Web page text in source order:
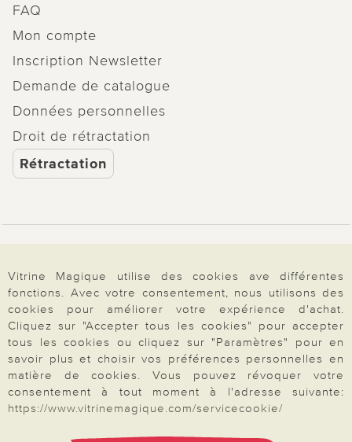
FAQ
Mon compte
Inscription Newsletter
Demande de catalogue
Données personnelles
Droit de rétractation
Rétractation
À propos de nous
Besoin d'aide?
Mentions légales | Données & liberté
Vitrine Magique utilise des cookies ave différentes
fonctions. Avec votre consentement, nous utilisons des
cookies pour améliorer votre expérience d'achat.
Cliquez sur "Accepter tous les cookies" pour accepter
tous les cookies ou cliquez sur "Paramètres" pour en
savoir plus et choisir vos préférences personnelles en
matière de cookies. Vous pouvez révoquer votre
consentement à tout moment à l'adresse suivante:
https://www.vitrinemagique.com/servicecookie/